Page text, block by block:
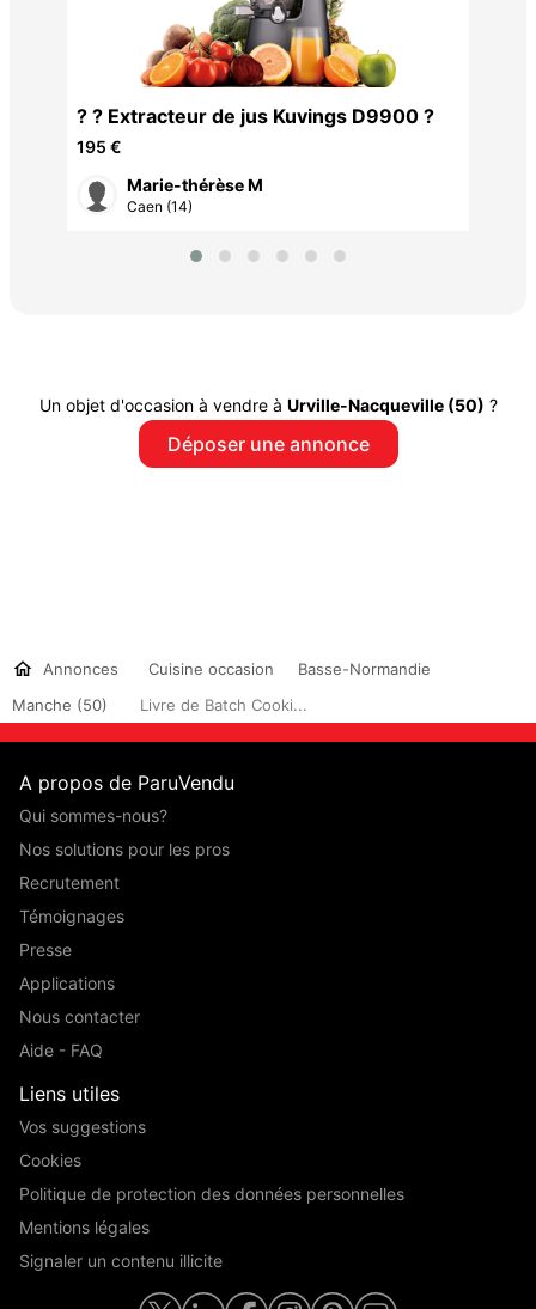
? ? Extracteur de jus Kuvings D9900 ?
195 €
Marie-thérèse M
Caen (14)
Un objet d'occasion à vendre à Urville-Nacqueville (50) ?
Déposer une annonce
Annonces Cuisine occasion
Basse-Normandie
Manche (50)
Livre de Batch Cooki...
A propos de ParuVendu
Qui sommes-nous?
Nos solutions pour les pros
Recrutement
Témoignages
Presse
Applications
Nous contacter
Aide - FAQ
Liens utiles
Vos suggestions
Cookies
Politique de protection des données personnelles
Mentions légales
Signaler un contenu illicite